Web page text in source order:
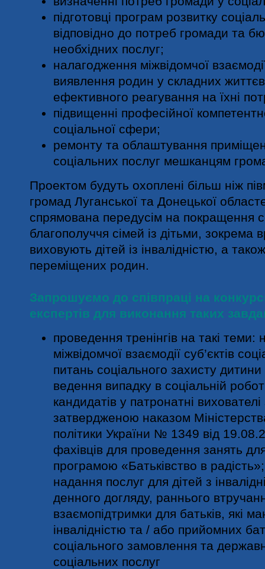
підготовці програм розвитку
відповідно до потреб громади та
необхідних послуг;
налагодження міжвідомчої
виявлення родин у складних
ефективного реагування на їхні
підвищенні професійної
соціальної сфери;
ремонту та облаштування
соціальних послуг мешканцям
Проектом будуть охоплені більш ніж
громад Луганської та Донецької
спрямована передусім на покращення
благополуччя сімей із дітьми, зокрема
виховують дітей із інвалідністю, а
переміщених родин.
Запрошуємо до співпраці на
експертів для виконання таких
проведення тренінгів на такі теми:
міжвідомчої взаємодії суб’єктів
питань соціального захисту дитини
ведення випадку в соціальній
кандидатів у патронатні
затвердженою наказом
політики України № 1349 від
фахівців для проведення занять
програмою «Батьківство в радість»;
надання послуг для дітей з
денного догляду, раннього
взаємопідтримки для батьків, які
інвалідністю та / або прийомних
соціального замовлення та
соціальних послуг